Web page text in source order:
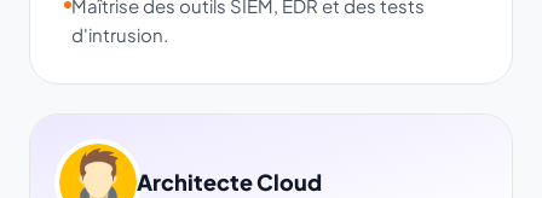
Maîtrise des outils SIEM, EDR et des tests
d'intrusion.
Architecte Cloud